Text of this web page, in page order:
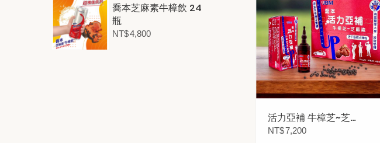
喬本芝麻素牛樟飲 24
瓶
NT$4,800
活力亞補 牛樟芝~芝
麻素小滴粒 6瓶裝
NT$7,200